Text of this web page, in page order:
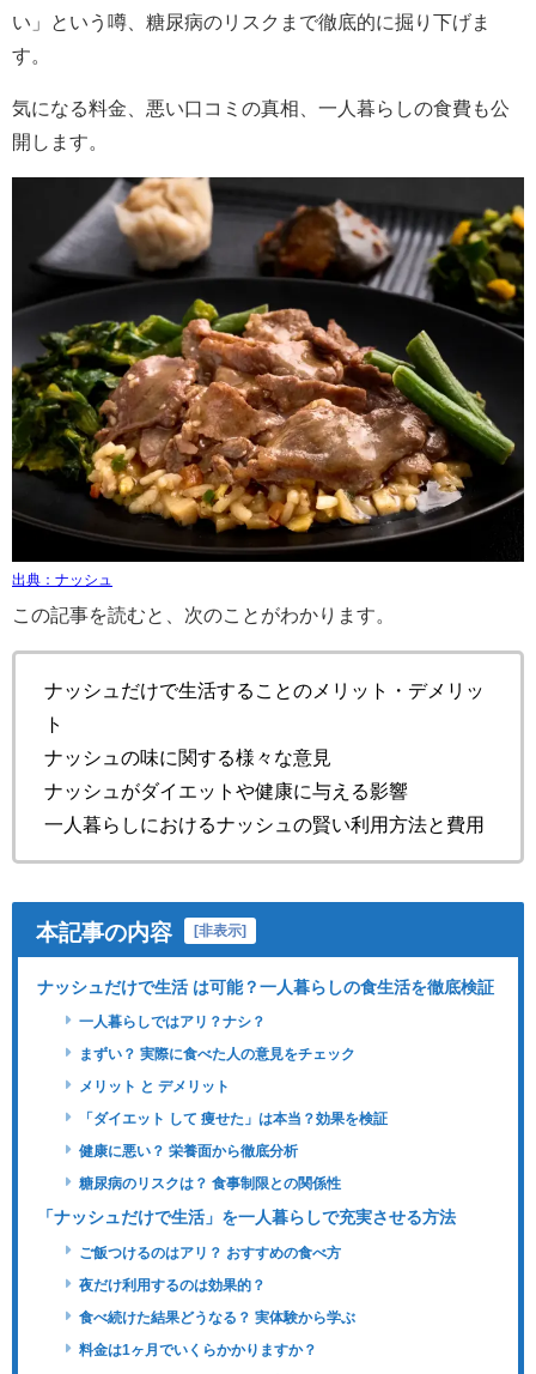
い」という噂、糖尿病のリスクまで徹底的に掘り下げま
す。
気になる料金、悪い口コミの真相、一人暮らしの食費も公
開します。
出典：ナッシュ
この記事を読むと、次のことがわかります。
ナッシュだけで生活することのメリット・デメリッ
ト
ナッシュの味に関する様々な意見
ナッシュがダイエットや健康に与える影響
一人暮らしにおけるナッシュの賢い利用方法と費用
本記事の内容 非表示
ナッシュだけで生活 は可能？一人暮らしの食生活を徹底検証
一人暮らしではアリ？ナシ？
まずい？ 実際に食べた人の意見をチェック
メリット と デメリット
「ダイエット して 痩せた」は本当？効果を検証
健康に悪い？ 栄養面から徹底分析
糖尿病のリスクは？ 食事制限との関係性
「ナッシュだけで生活」を一人暮らしで充実させる方法
ご飯つけるのはアリ？ おすすめの食べ方
夜だけ利用するのは効果的？
食べ続けた結果どうなる？ 実体験から学ぶ
料金は1ヶ月でいくらかかりますか？